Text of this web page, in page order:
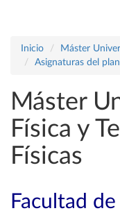
Inicio
Máster
Asignaturas del
Máster
Física y
Físicas
Facultad